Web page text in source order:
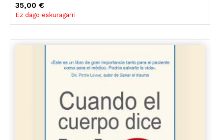
35,00 €
Ez dago eskuragarri